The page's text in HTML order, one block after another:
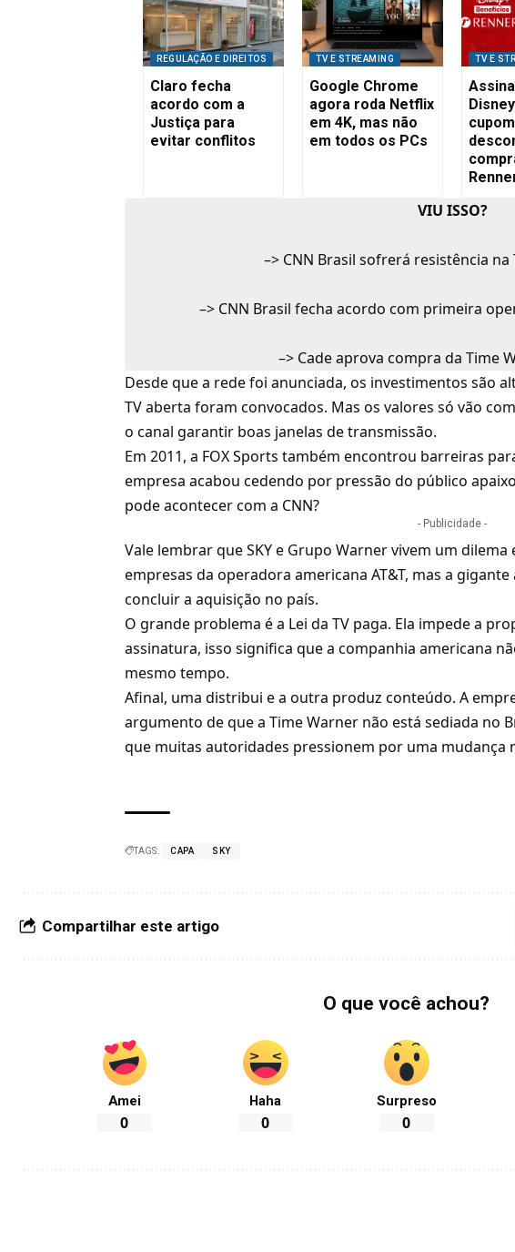
REGULAÇÃO E DIREITOS
Claro fecha
acordo com a
Justiça para
evitar conflitos
TV E STREAMING
Google Chrome
agora roda Netflix
em 4K, mas não
em todos os PCs
TV E
VIU ISSO?
–> CNN Brasil sofrerá resistência
–> CNN Brasil fecha acordo com primeira
–> Cade aprova compra da Time
Desde que a rede foi anunciada, os investimentos são
TV aberta foram convocados. Mas os valores só vão
o canal garantir boas janelas de transmissão.
Em 2011, a FOXSports também encontrou barreiras
empresa acabou cedendo por pressão do público
pode acontecer com a CNN?
- Publicidade -
Vale lembrar que SKY e Grupo Warner vivem um
empresas da operadora americana AT&T, mas a
concluir a aquisição no país.
O grande problema é a Lei da TV paga. Ela impede a
assinatura, isso significa que a companhia americana
mesmo tempo.
Afinal, uma distribui e a outra produz conteúdo. A
argumento de que a Time Warner não está sediada no
que muitas autoridades pressionem por uma mudança
TAGS: CAPA SKY
Compartilhar este artigo
O que você achou?
Amei
0
Haha
0
Surpreso
0